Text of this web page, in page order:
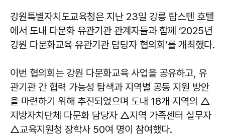
강원특별자치도교육청은 지난 23일 강릉 탑스텐 호텔
에서 도내 다문화 유관기관 관계자들과 함께 ‘2025년
강원 다문화교육 유관기관 담당자 협의회’를 개최했다.
이번 협의회는 강원 다문화교육 사업을 공유하고, 유
관기관 간 협력 가능성 탐색과 지역별 공동 지원 방안
을 마련하기 위해 추진되었으며 도내 18개 지역의 △
지방자치단체 다문화 담당자 △지역 가족센터 실무자
△교육지원청 장학사 50여 명이 참여했다.